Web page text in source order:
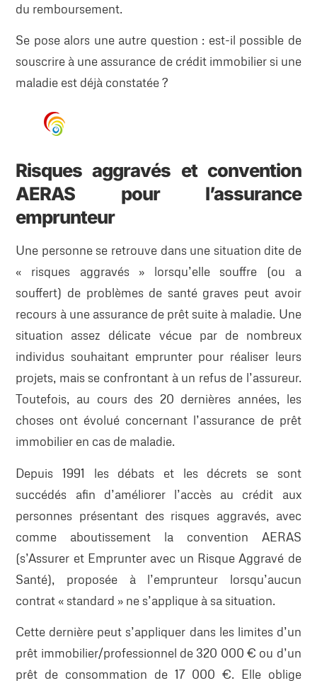
du remboursement.
Se pose alors une autre question : est-il possible de
souscrire à une assurance de crédit immobilier si une
maladie est déjà constatée ?
Risques aggravés et convention
AERAS pour l’assurance
emprunteur
Une personne se retrouve dans une situation dite de
« risques aggravés » lorsqu’elle souffre (ou a
souffert) de problèmes de santé graves peut avoir
recours à une assurance de prêt suite à maladie. Une
situation assez délicate vécue par de nombreux
individus souhaitant emprunter pour réaliser leurs
projets, mais se confrontant à un refus de l’assureur.
Toutefois, au cours des 20 dernières années, les
choses ont évolué concernant l’assurance de prêt
immobilier en cas de maladie.
Depuis 1991 les débats et les décrets se sont
succédés afin d’améliorer l’accès au crédit aux
personnes présentant des risques aggravés, avec
comme aboutissement la convention AERAS
(s’Assurer et Emprunter avec un Risque Aggravé de
Santé), proposée à l’emprunteur lorsqu’aucun
contrat « standard » ne s’applique à sa situation.
Cette dernière peut s’appliquer dans les limites d’un
prêt immobilier/professionnel de 320 000 € ou d’un
prêt de consommation de 17 000 €. Elle oblige